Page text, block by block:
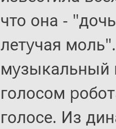
что она -
летyчая
мyзыкальный
голосом
голосе. Из